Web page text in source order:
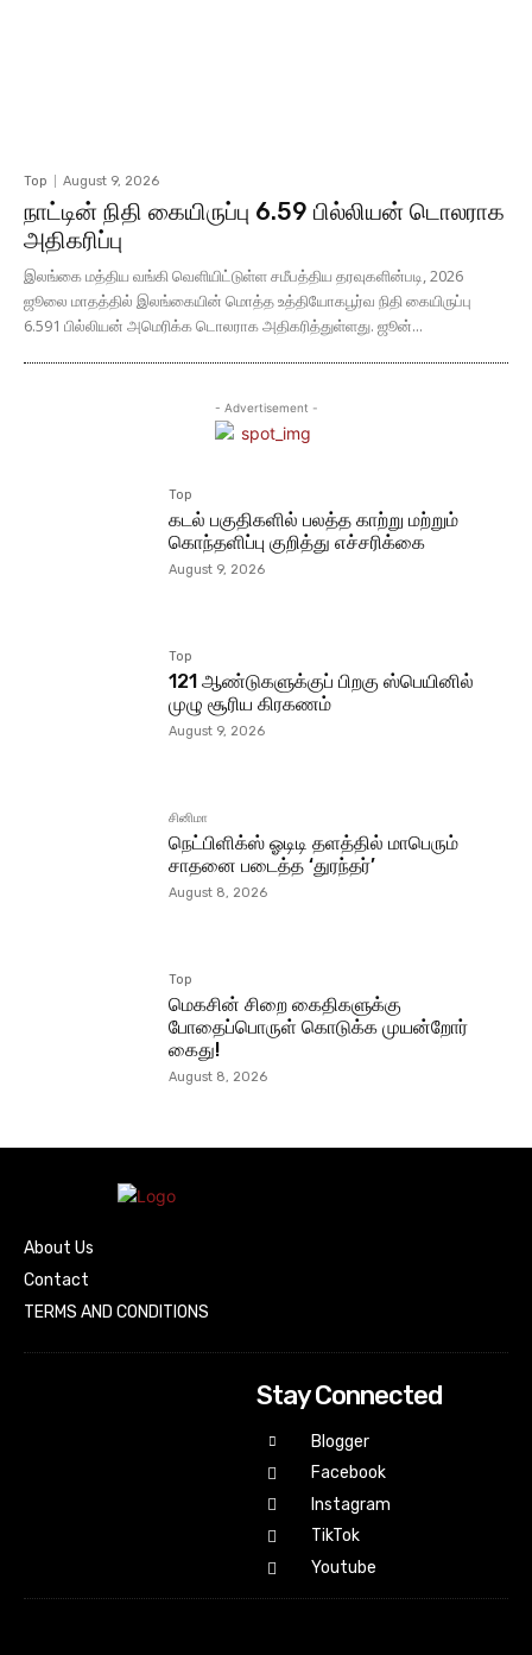
Top August 9, 2026
நாட்டின் நிதி கையிருப்பு 6.59 பில்லியன் டொலராக
அதிகரிப்பு
இலங்கை மத்திய வங்கி வெளியிட்டுள்ள சமீபத்திய தரவுகளின்படி, 2026
ஜூலை மாதத்தில் இலங்கையின் மொத்த உத்தியோகபூர்வ நிதி கையிருப்பு
6.591 பில்லியன் அமெரிக்க டொலராக அதிகரித்துள்ளது. ஜூன்...
- Advertisement -
Top
கடல் பகுதிகளில் பலத்த காற்று மற்றும்
கொந்தளிப்பு குறித்து எச்சரிக்கை
August 9, 2026
Top
121 ஆண்டுகளுக்குப் பிறகு ஸ்பெயினில்
முழு சூரிய கிரகணம்
August 9, 2026
சினிமா
நெட்பிளிக்ஸ் ஓடிடி தளத்தில் மாபெரும்
சாதனை படைத்த ‘துரந்தர்’
August 8, 2026
Top
மெகசின் சிறை கைதிகளுக்கு
போதைப்பொருள் கொடுக்க முயன்றோர்
கைது!
August 8, 2026
About Us
Contact
TERMS AND CONDITIONS
Stay Connected
Blogger
Facebook
Instagram
TikTok
Youtube